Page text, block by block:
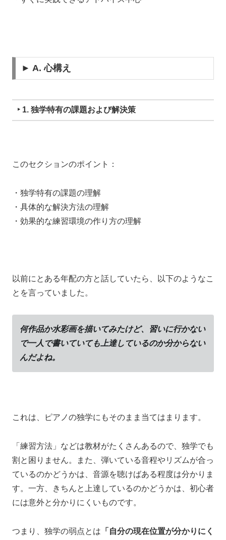
► A. 心構え
‣ 1. 独学特有の課題および解決策
このセクションのポイント：
・独学特有の課題の理解
・具体的な解決方法の理解
・効果的な練習環境の作り方の理解
以前にとある年配の方と話していたら、
以下のようなこ
とを言っていました。
何作品か水彩画を描いてみたけど、
習いに行かない
で一人で書いていても上達しているのか分からない
んだよね。
これは、 ピアノの独学にもそのまま当てはまります。
「練習方法」などは教材がたくさんあるので、独学でも
割と困りません。また、 弾いている音程やリズムが合っ
ているのかどうかは、 音源を聴けばある程度は分かりま
す。 一方、 きちんと上達しているのかどうかは、 初心者
には意外と分かりにくいものです。
つまり、 独学の弱点とは 「自分の現在位置が分かりにく